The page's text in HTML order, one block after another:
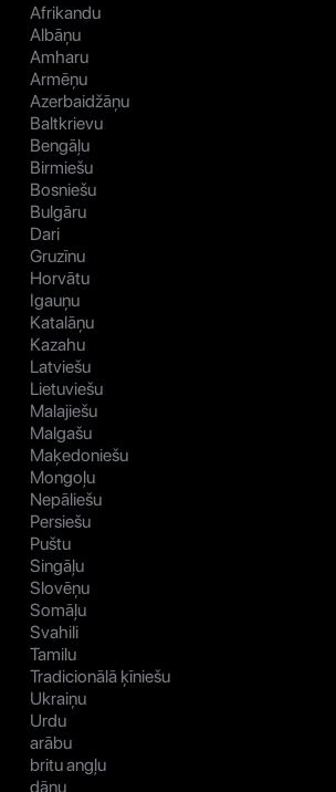
Afrikandu
Albāņu
Amharu
Armēņu
Azerbaidžāņu
Baltkrievu
Bengāļu
Birmiešu
Bosniešu
Bulgāru
Dari
Gruzīnu
Horvātu
Igauņu
Katalāņu
Kazahu
Latviešu
Lietuviešu
Malajiešu
Malgašu
Maķedoniešu
Mongoļu
Nepāliešu
Persiešu
Puštu
Singāļu
Slovēņu
Somāļu
Svahili
Tamilu
Tradicionālā ķīniešu
Ukraiņu
Urdu
arābu
britu angļu
dāņu